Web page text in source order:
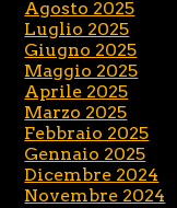
Agosto 2025
Luglio 2025
Giugno 2025
Maggio 2025
Aprile 2025
Marzo 2025
Febbraio 2025
Gennaio 2025
Dicembre 2024
Novembre 2024